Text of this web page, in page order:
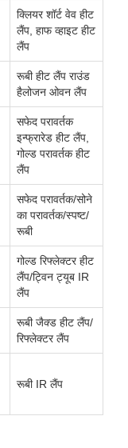
क्लियर शॉर्ट वेव हीट
लैंप, हाफ व्हाइट हीट
लैंप
रूबी हीट लैंप राउंड
हैलोजन ओवन लैंप
सफेद परावर्तक
इन्फ्रारेड हीट लैंप,
गोल्ड परावर्तक हीट
लैंप
सफेद परावर्तक/सोने
का परावर्तक/स्पष्ट/
रूबी
गोल्ड रिफ्लेक्टर हीट
लैंप/ट्विन ट्यूब IR
लैंप
रूबी जैक्ड हीट लैंप/
रिफ्लेक्टर लैंप
रूबी IR लैंप